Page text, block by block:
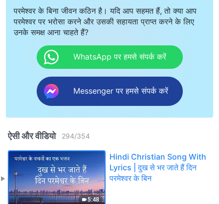
परमेश्वर के बिना जीवन कठिन है। यदि आप सहमत हैं, तो क्या आप
परमेश्वर पर भरोसा करने और उसकी सहायता प्राप्त करने के लिए
उनके समक्ष आना चाहते हैं?
WhatsApp पर हमसे संपर्क करें
Messenger पर हमसे संपर्क करें
ऐसी और वीडियो 294/354
5:48
Hindi Christian Song With
Lyrics | दुख से भर जाते हैं दिन
परमेश्वर के बिन